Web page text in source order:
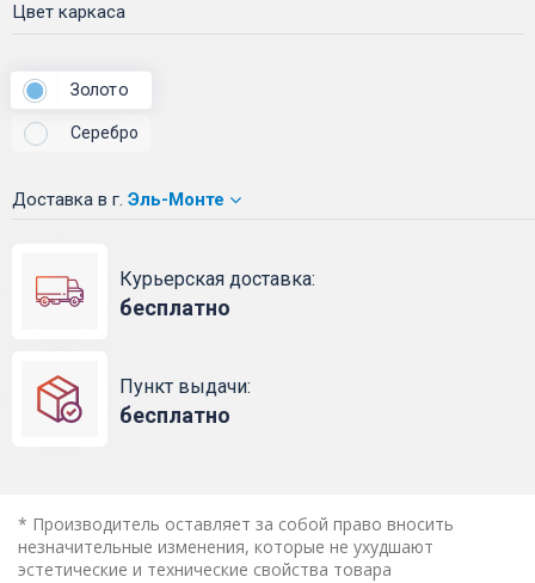
Цвет каркаса
Золото
Серебро
Доставка в г. Эль-Монте
Курьерская доставка:
бесплатно
Пункт выдачи:
бесплатно
* Производитель оставляет за собой право вносить
незначительные изменения, которые не ухудшают
эстетические и технические свойства товара